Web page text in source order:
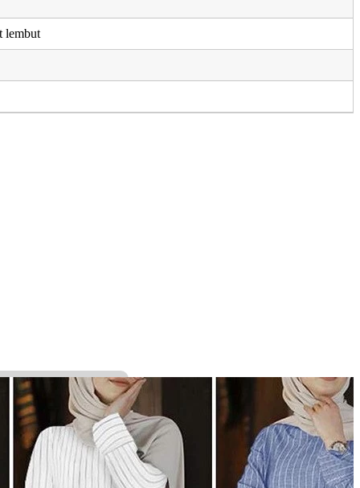
lembut